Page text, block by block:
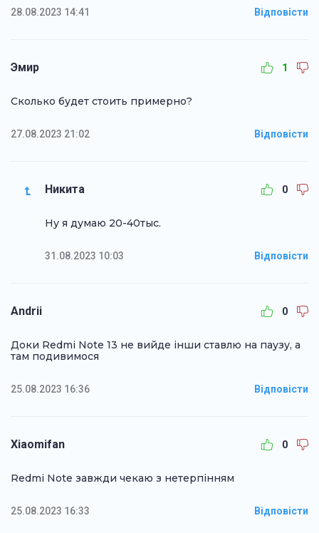
28.08.2023 14:41 Відповісти
Эмир 1
Сколько будет стоить примерно?
27.08.2023 21:02 Відповісти
Никита 0
Ну я думаю 20-40тыс.
31.08.2023 10:03 Відповісти
Andrii 0
Доки Redmi Note 13 не вийде інши ставлю на паузу, а
там подивимося
25.08.2023 16:36 Відповісти
Xiaomifan 0
Redmi Note завжди чекаю з нетерпінням
25.08.2023 16:33 Відповісти